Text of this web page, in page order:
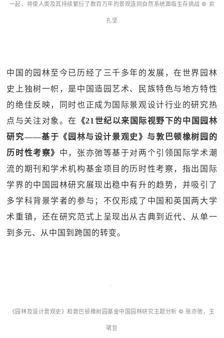
一起，将使人类及其持续繁衍了数百万年的景观连同自然系统面临生存挑战 © 俞
孔坚
中国的园林至今已历经了三千多年的发展，在世界园林
史上独树一帜，是中国造园艺术、民族特色与地方特性
的绝佳反映，同时也正成为国际景观设计行业的研究热
点与关注对象。在
《21世纪以来国际视野下的中国园林
研究——基于《园林与设计景观史》与敦巴顿橡树园的
历时性考察》 中，张亦弛等基于对两个引领国际学术潮
流的期刊和学术机构基金项目的历时性考察，指出国际
学界的中国园林研究展现出稳中有升的趋势，并吸引了
多学科背景学者的参与；不仅形成了中国和英国两大学
术重镇，还在研究范式上呈现出从古典到近代、从单一
到多元、从中国到跨国的转变。
《园林及设计景观史》和敦巴顿橡树园基金中国园林研究主题分析 © 张亦弛，王
珺哲